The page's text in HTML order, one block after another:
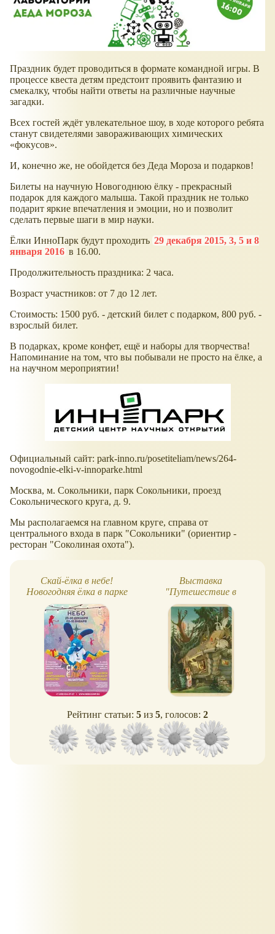
Праздник будет проводиться в формате командной игры. В
процессе квеста детям предстоит проявить фантазию и
смекалку, чтобы найти ответы на различные научные
загадки.
Всех гостей ждёт увлекательное шоу, в ходе которого ребята
станут свидетелями завораживающих химических
«фокусов».
И, конечно же, не обойдется без Деда Мороза и подарков!
Билеты на научную Новогоднюю ёлку - прекрасный
подарок для каждого малыша. Такой праздник не только
подарит яркие впечатления и эмоции, но и позволит
сделать первые шаги в мир науки.
Ёлки ИнноПарк будут проходить 29 декабря 2015, 3, 5 и 8
января 2016 в 16.00.
Продолжительность праздника: 2 часа.
Возраст участников: от 7 до 12 лет.
Стоимость: 1500 руб. - детский билет с подарком, 800 руб. -
взрослый билет.
В подарках, кроме конфет, ещё и наборы для творчества!
Напоминание на том, что вы побывали не просто на ёлке, а
на научном мероприятии!
Официальный сайт: park-inno.ru/posetiteliam/news/264-
novogodnie-elki-v-innoparke.html
Москва, м. Сокольники, парк Сокольники, проезд
Сокольнического круга, д. 9.
Мы располагаемся на главном круге, справа от
центрального входа в парк "Сокольники" (ориентир -
ресторан "Соколиная охота").
Скай-ёлка в небе!
Новогодняя ёлка в парке
батутов
Выставка
"Путешествие в
новогоднюю сказку"
Рейтинг статьи: 5 из 5, голосов: 2